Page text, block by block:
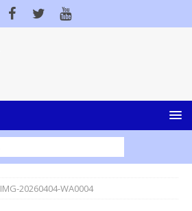
IMG-20260404-WA0004